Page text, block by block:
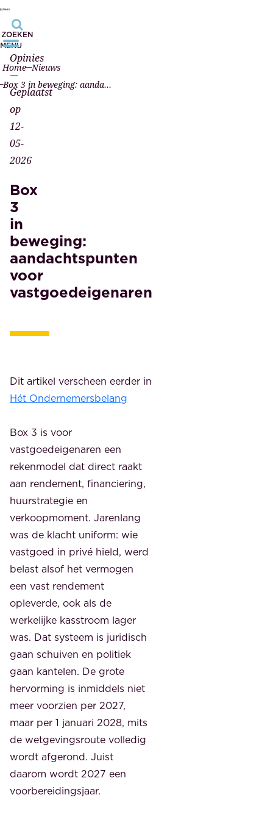
ZOEKEN
MENU
Home Nieuws
Box 3 in beweging: aandachtspunten voor vastgoedeigenaren
Opinies
—
Geplaatst
op
12-
05-
2026
Box
3
in
beweging:
aandachtspunten
voor
vastgoedeigenaren
Dit artikel verscheen eerder in
Hét Ondernemersbelang
Box 3 is voor
vastgoedeigenaren een
rekenmodel dat direct raakt
aan rendement, financiering,
huurstrategie en
verkoopmoment. Jarenlang
was de klacht uniform: wie
vastgoed in privé hield, werd
belast alsof het vermogen
een vast rendement
opleverde, ook als de
werkelijke kasstroom lager
was. Dat systeem is juridisch
gaan schuiven en politiek
gaan kantelen. De grote
hervorming is inmiddels niet
meer voorzien per 2027,
maar per 1 januari 2028, mits
de wetgevingsroute volledig
wordt afgerond. Juist
daarom wordt 2027 een
voorbereidingsjaar.